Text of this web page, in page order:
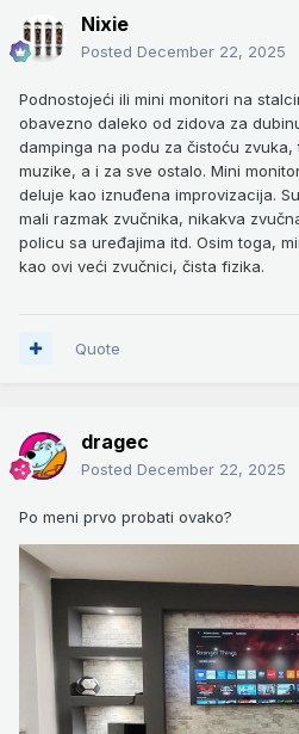
Nixie
Posted December 22, 2025
Podnostojeći ili mini monitori na
obavezno daleko od zidova za
dampinga na podu za čistoću
muzike, a i za sve ostalo. Mini
deluje kao iznuđena improvizacija.
mali razmak zvučnika, nikakva
policu sa uređajima itd. Osim toga,
kao ovi veći zvučnici, čista fizika.
Quote
dragec
Posted December 22, 2025
Po meni prvo probati ovako?